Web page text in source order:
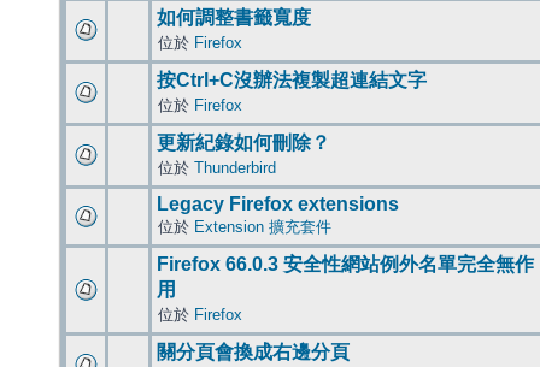
如何調整書籤寬度
位於 Firefox
按Ctrl+C沒辦法複製超連結文字
位於 Firefox
更新紀錄如何刪除？
位於 Thunderbird
Legacy Firefox extensions
位於 Extension 擴充套件
Firefox 66.0.3 安全性網站例外名單完全無作
用
位於 Firefox
關分頁會換成右邊分頁